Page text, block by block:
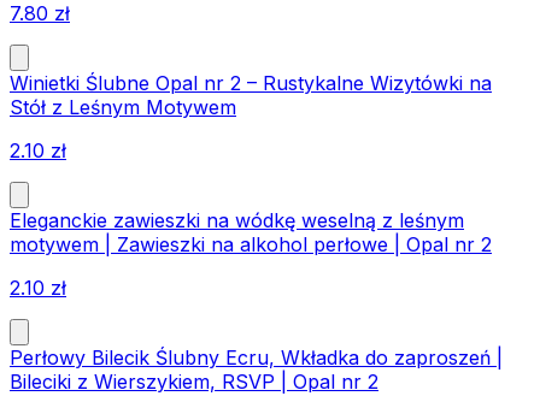
7.80 zł
Winietki Ślubne Opal nr 2 – Rustykalne Wizytówki na
Stół z Leśnym Motywem
2.10 zł
Eleganckie zawieszki na wódkę weselną z leśnym
motywem | Zawieszki na alkohol perłowe | Opal nr 2
2.10 zł
Perłowy Bilecik Ślubny Ecru, Wkładka do zaproszeń |
Bileciki z Wierszykiem, RSVP | Opal nr 2